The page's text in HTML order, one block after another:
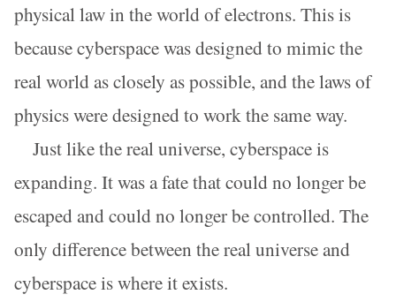
physical law in the world of electrons. This is
because cyberspace was designed to mimic the
real world as closely as possible, and the laws of
physics were designed to work the same way.
Just like the real universe, cyberspace is
expanding. It was a fate that could no longer be
escaped and could no longer be controlled. The
only difference between the real universe and
cyberspace is where it exists.